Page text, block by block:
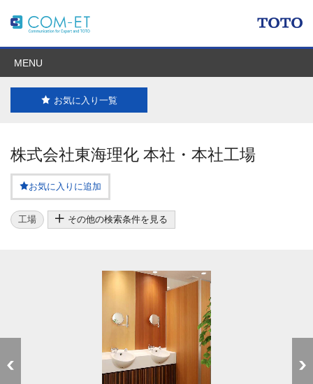
MENU
お気に入り一覧
株式会社東海理化 本社・本社工場
お気に入りに追加
工場 その他の検索条件を見る